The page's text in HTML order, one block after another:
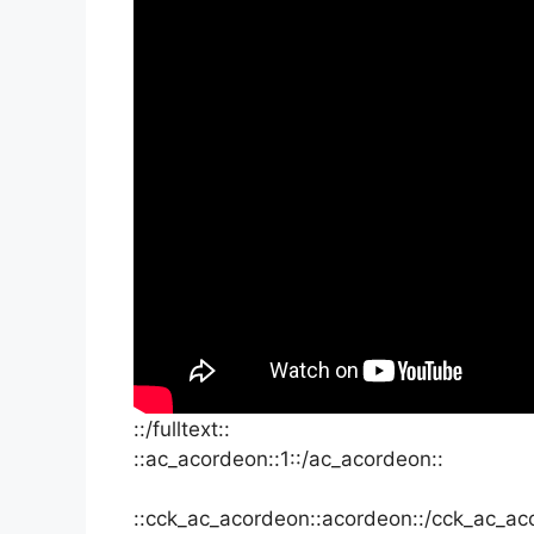
::/fulltext::
::ac_acordeon::1::/ac_acordeon::
::cck_ac_acordeon::acordeon::/